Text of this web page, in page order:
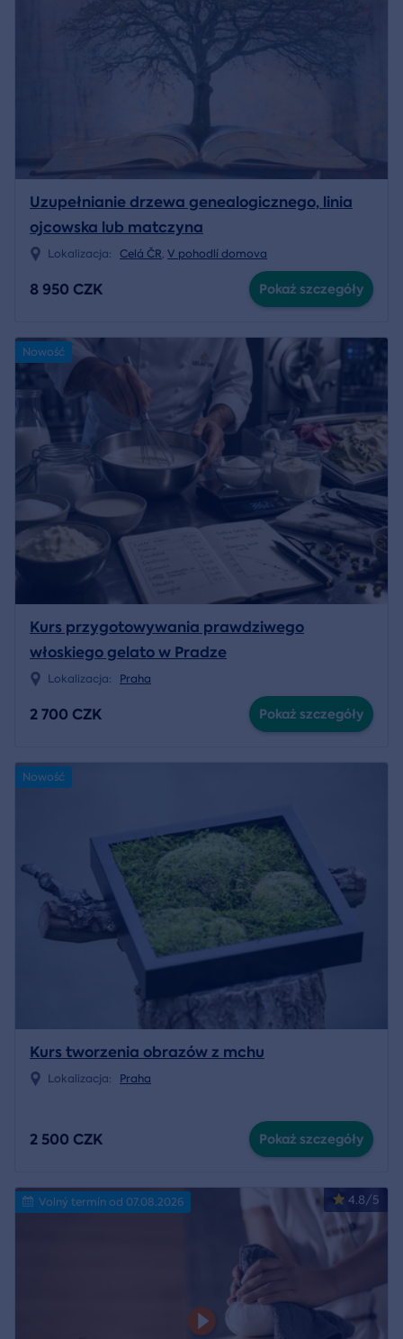
Uzupełnianie drzewa genealogicznego, linia
ojcowska lub matczyna
Lokalizacja: Celá ČR, V pohodlí domova
8 950 CZK Pokaż szczegóły
Nowość
Kurs przygotowywania prawdziwego
włoskiego gelato w Pradze
Lokalizacja: Praha
2 700 CZK Pokaż szczegóły
Nowość
Kurs tworzenia obrazów z mchu
Lokalizacja: Praha
2 500 CZK Pokaż szczegóły
4.8/5
Volný termín od 07.08.2026